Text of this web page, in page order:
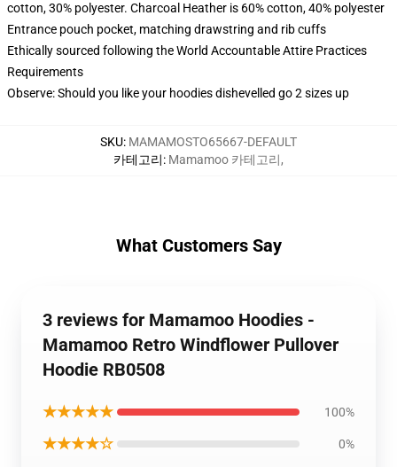
cotton, 30% polyester. Charcoal Heather is 60% cotton, 40% polyester
Entrance pouch pocket, matching drawstring and rib cuffs
Ethically sourced following the World Accountable Attire Practices
Requirements
Observe: Should you like your hoodies dishevelled go 2 sizes up
SKU: MAMAMOSTO65667-DEFAULT
카테고리: Mamamoo 카테고리,
What Customers Say
3 reviews for Mamamoo Hoodies -
Mamamoo Retro Windflower Pullover
Hoodie RB0508
★★★★★ 100%
★★★★☆ 0%